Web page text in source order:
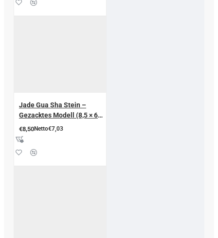
Jade Gua Sha Stein –
Gezacktes Modell (8,5 × 6
cm)
€8,50Netto€7,03